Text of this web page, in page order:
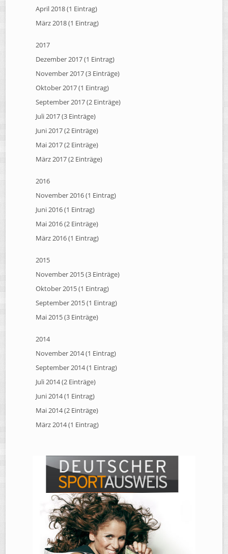
April 2018 (1 Eintrag)
März 2018 (1 Eintrag)
2017
Dezember 2017 (1 Eintrag)
November 2017 (3 Einträge)
Oktober 2017 (1 Eintrag)
September 2017 (2 Einträge)
Juli 2017 (3 Einträge)
Juni 2017 (2 Einträge)
Mai 2017 (2 Einträge)
März 2017 (2 Einträge)
2016
November 2016 (1 Eintrag)
Juni 2016 (1 Eintrag)
Mai 2016 (2 Einträge)
März 2016 (1 Eintrag)
2015
November 2015 (3 Einträge)
Oktober 2015 (1 Eintrag)
September 2015 (1 Eintrag)
Mai 2015 (3 Einträge)
2014
November 2014 (1 Eintrag)
September 2014 (1 Eintrag)
Juli 2014 (2 Einträge)
Juni 2014 (1 Eintrag)
Mai 2014 (2 Einträge)
März 2014 (1 Eintrag)